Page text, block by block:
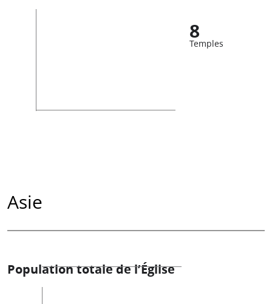
8
Temples
Asie
Population totale de l’Église